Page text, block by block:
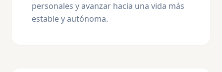
personales y avanzar hacia una vida más
estable y autónoma.